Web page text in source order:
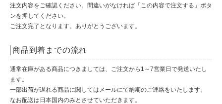
注文内容をご確認ください。間違いがなければ「この内容で注文する」ボタ
ンを押してください。
ご注文完了となります。ありがとうございます。
商品到着までの流れ
通常在庫がある商品につきましては、ご注文から1～7営業日で発送いたし
ます。
一部出荷が遅れる商品に関してはメールにて納期のご連絡をいたします。
なお配送は日本国内のみとさせていただきます。